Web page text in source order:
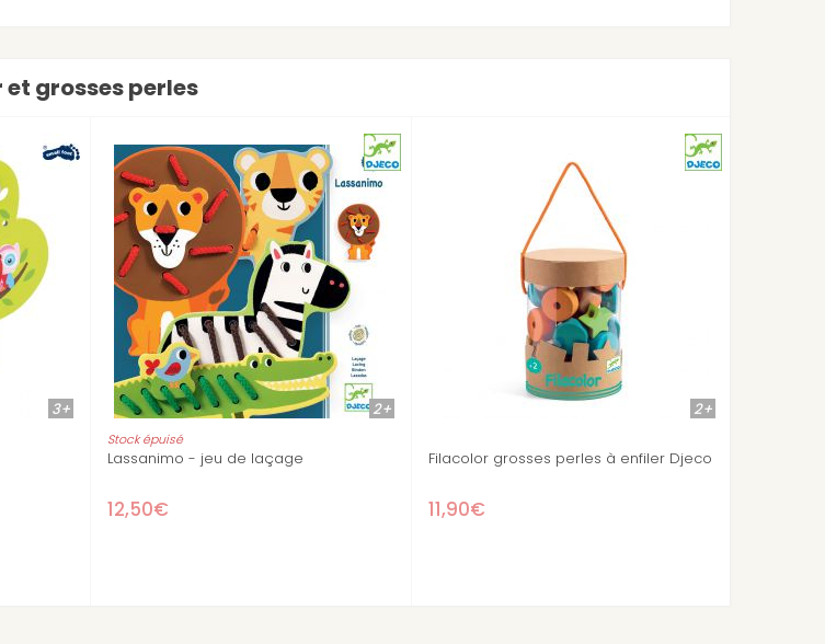
grosses perles
2+
Filacolor grosses perles à enfiler Djeco
Grosses perles à enfiler Animaux